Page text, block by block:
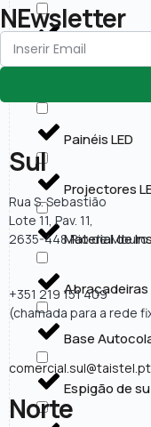
Iluminação
Painéis LED
Projectores
Material de
Abraçadeiras
Base
Espigão de
NEwsletter
Sul
Rua S. Sebastião
Lote 11, Pav. 11,
2635-448 Rio de Mouro
+351 219 151 409
(chamada para a rede
comercial.sul@taistel.pt
Norte